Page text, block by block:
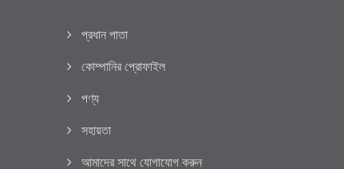
প্রধান পাতা
কোম্পানির প্রোফাইল
পণ্য
সহায়তা
আমাদের সাথে যোগাযোগ করুন